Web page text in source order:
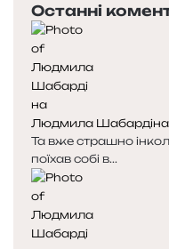
Останні
Людмила Шабардіна
Та вже страшно
поїхав собі в...